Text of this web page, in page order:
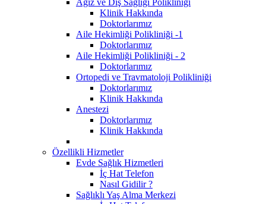
Klinik Hakkında
Doktorlarımız
Aile Hekimliği Polikliniği -1
Doktorlarımız
Aile Hekimliği Polikliniği - 2
Doktorlarımız
Ortopedi ve Travmatoloji Polikliniği
Doktorlarımız
Klinik Hakkında
Anestezi
Doktorlarımız
Klinik Hakkında
Özellikli Hizmetler
Evde Sağlık Hizmetleri
İç Hat Telefon
Nasıl Gidilir ?
Sağlıklı Yaş Alma Merkezi